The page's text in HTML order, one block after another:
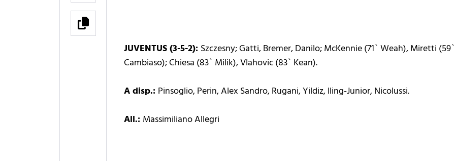
JUVENTUS (3-5-2): Szczesny; Gatti, Bremer, Danilo; McKennie (71` Weah), Miretti
Cambiaso); Chiesa (83` Milik), Vlahovic (83` Kean).
A disp.: Pinsoglio, Perin, Alex Sandro, Rugani, Yildiz, Iling-Junior, Nicolussi.
All.: Massimiliano Allegri